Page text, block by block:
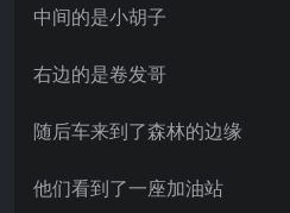
中间的是小胡子
右边的是卷发哥
随后车来到了森林的边缘
他们看到了一座加油站